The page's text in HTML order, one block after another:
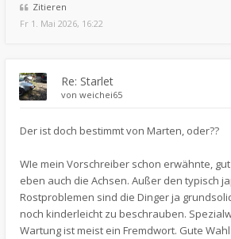
Zitieren
Fr 1. Mai 2026, 16:22
Re: Starlet
von weichei65
Der ist doch bestimmt von Marten, oder??
WIe mein Vorschreiber schon erwähnte,
eben auch die Achsen. Außer den typisch
Rostproblemen sind die Dinger ja
noch kinderleicht zu beschrauben.
Wartung ist meist ein Fremdwort. Gute